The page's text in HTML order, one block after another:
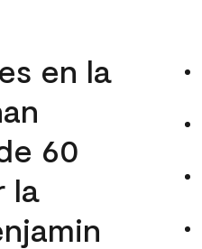
en la
60
la